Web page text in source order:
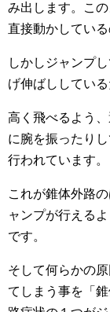
み出します。こ
直接動かしている
しかしジャンプ
げ伸ばししてい
高く飛べるよう
に腕を振ったり
行われています。
これが錐体外路
ャンプが行える
です。
そして何らかの
てしまう事を「